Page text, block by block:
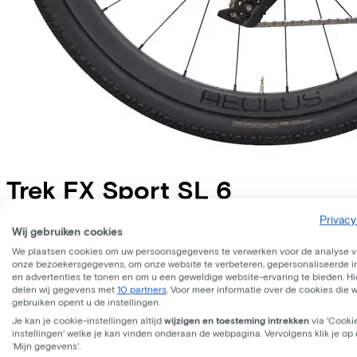
Trek FX Sport SL 6
Prijs €2.799,00
Bespaar €679,97 t.o.v. koop.
Lees meer over zakelijk leasen.
Frame model
Hoog
WERKNEMER ZELFSTANDIGE
Deze fiets lease je via je werkgever. Bereken de leaseprijs
Bruto maandsalaris
Wij gebruiken cookies
We plaatsen cookies om uw persoonsgegevens te verwerken voor de analyse
onze bezoekersgegevens, om onze website te verbeteren, gepersonaliseerde
en advertenties te tonen en om u een geweldige website-ervaring te bieden.
delen wij gegevens met 10 partners . Voor meer informatie over de cookies die
gebruiken opent u de instellingen.
Je kan je cookie-instellingen altijd wijzigen en toesteming intrekken via
instellingen' welke je kan vinden onderaan de webpagina. Vervolgens klik je op
‘Mijn gegevens'.